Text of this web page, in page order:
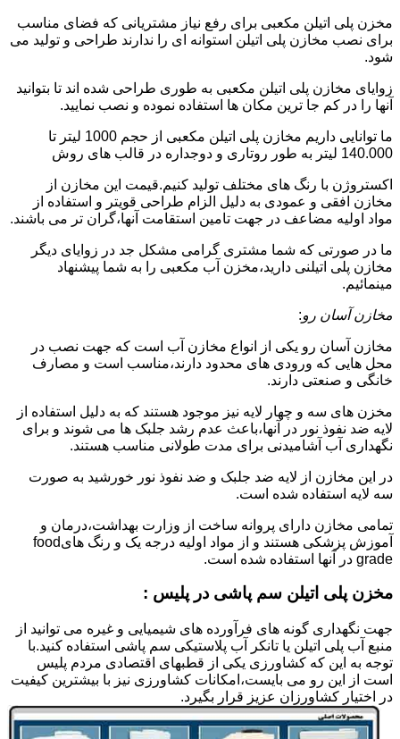
مخزن پلی اتیلن مکعبی برای رفع نیاز مشتریانی که فضای مناسب
برای نصب مخازن پلی اتیلن استوانه ای را ندارند طراحی و تولید می
شود.
زوایای مخازن پلی اتیلن مکعبی به طوری طراحی شده اند تا بتوانید
آنها را در کم جا ترین مکان ها استفاده نموده و نصب نمایید.
ما توانایی داریم مخازن پلی اتیلن مکعبی از حجم 1000 لیتر تا
140.000 لیتر به طور روتاری و دوجداره در قالب های روش
اکستروژن با رنگ های مختلف تولید کنیم.قیمت این مخازن از
مخازن افقی و عمودی به دلیل الزام طراحی قویتر و استفاده از
مواد اولیه مضاعف در جهت تامین استقامت آنها،گران تر می باشند.
ما در صورتی که شما مشتری گرامی مشکل جد در زوایای دیگر
مخازن پلی اتیلنی دارید،مخزن آب مکعبی را به شما پیشنهاد
مینمائیم.
مخازن آسان رو:
مخازن آسان رو یکی از انواع مخازن آب است که جهت نصب در
محل هایی که ورودی های محدود دارند،مناسب است و مصارف
خانگی و صنعتی دارند.
مخزن های سه و چهار لایه نیز موجود هستند که به دلیل استفاده از
لایه ضد نفوذ نور در آنها،باعث عدم رشد جلبک ها می شوند و برای
نگهداری آب آشامیدنی برای مدت طولانی مناسب هستند.
در این مخازن از لایه ضد جلبک و ضد نفوذ نور خورشید به صورت
سه لایه استفاده شده است.
تمامی مخازن دارای پروانه ساخت از وزارت بهداشت،درمان و
آموزش پزشکی هستند و از مواد اولیه درجه یک و رنگ هایfood
grade در آنها استفاده شده است.
مخزن پلی اتیلن سم پاشی در پلیس :
جهت نگهداری گونه های فرآورده های شیمیایی و غیره می توانید از
منبع آب پلی اتیلن یا تانکر آب پلاستیکی سم پاشی استفاده کنید.با
توجه به این که کشاورزی یکی از قطبهای اقتصادی مردم پلیس
است از این رو می بایست،امکانات کشاورزی نیز با بیشترین کیفیت
در اختیار کشاورزان عزیز قرار بگیرد.